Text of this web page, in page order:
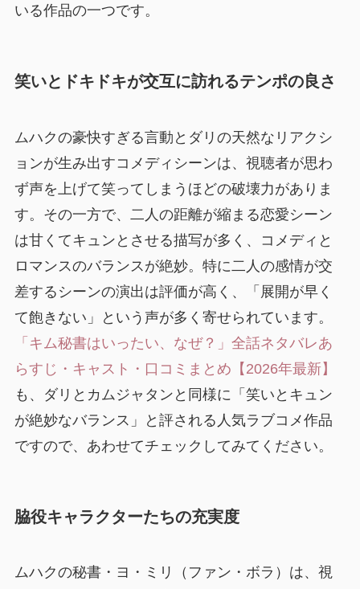
いる作品の一つです。
笑いとドキドキが交互に訪れるテンポの良さ
ムハクの豪快すぎる言動とダリの天然なリアクシ
ョンが生み出すコメディシーンは、視聴者が思わ
ず声を上げて笑ってしまうほどの破壊力がありま
す。その一方で、二人の距離が縮まる恋愛シーン
は甘くてキュンとさせる描写が多く、コメディと
ロマンスのバランスが絶妙。特に二人の感情が交
差するシーンの演出は評価が高く、「展開が早く
て飽きない」という声が多く寄せられています。
「キム秘書はいったい、なぜ？」全話ネタバレあ
らすじ・キャスト・口コミまとめ【2026年最新】
も、ダリとカムジャタンと同様に「笑いとキュン
が絶妙なバランス」と評される人気ラブコメ作品
ですので、あわせてチェックしてみてください。
脇役キャラクターたちの充実度
ムハクの秘書・ヨ・ミリ（ファン・ボラ）は、視